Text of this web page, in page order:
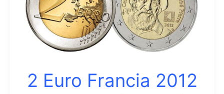
150°
anniversario
nascita
Pierre
de2 Euro Francia 2012